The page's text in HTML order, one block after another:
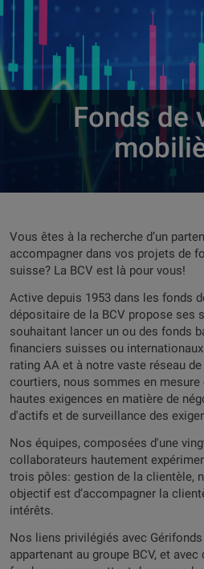
Fonds de
Vous êtes à la recherche d’un
accompagner dans vos projets de
suisse? La BCV est là pour vous!
Active depuis 1953 dans les fonds
dépositaire de la BCV propose ses
souhaitant lancer un ou des fonds
financiers suisses ou
rating AA et à notre vaste réseau
courtiers, nous sommes en mesure
hautes exigences en matière de
d'actifs et de surveillance des
Nos équipes, composées d'une
collaborateurs hautement
trois pôles: gestion de la clientèle,
objectif est d’accompagner la
intérêts.
Nos liens privilégiés avec
appartenant au groupe BCV, et